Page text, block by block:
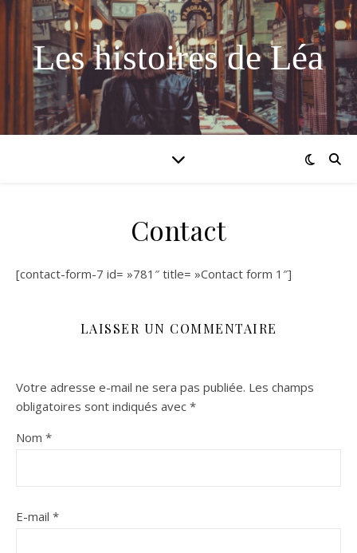
Les histoires de Léa
Contact
[contact-form-7 id= »781″ title= »Contact form 1″]
LAISSER UN COMMENTAIRE
Votre adresse e-mail ne sera pas publiée. Les champs
obligatoires sont indiqués avec *
Nom *
E-mail *